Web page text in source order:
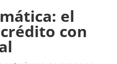
el
con